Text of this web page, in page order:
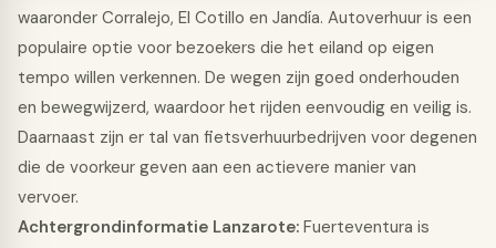
waaronder Corralejo, El Cotillo en Jandía. Autoverhuur is een
populaire optie voor bezoekers die het eiland op eigen
tempo willen verkennen. De wegen zijn goed onderhouden
en bewegwijzerd, waardoor het rijden eenvoudig en veilig is.
Daarnaast zijn er tal van fietsverhuurbedrijven voor degenen
die de voorkeur geven aan een actievere manier van
vervoer.
Achtergrondinformatie Lanzarote: Fuerteventura is